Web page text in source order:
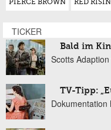
PIERCE BROWN RED
TICKER
Bald im
Scotts
TV-Tipp: